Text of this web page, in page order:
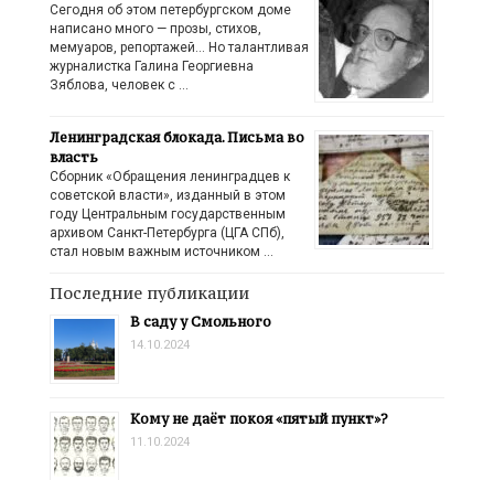
Сегодня об этом петербургском доме
написано много — прозы, стихов,
мемуаров, репортажей… Но талантливая
журналистка Галина Георгиевна
Зяблова, человек с …
Ленинградская блокада. Письма во
власть
Сборник «Обращения ленинградцев к
советской власти», изданный в этом
году Центральным государственным
архивом Санкт-Петербурга (ЦГА СПб),
стал новым важным источником …
Последние публикации
В саду у Смольного
14.10.2024
Кому не даёт покоя «пятый пункт»?
11.10.2024